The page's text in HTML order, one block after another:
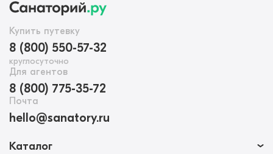
Купить путевку
8 (800) 550-57-32
круглосуточно
Для агентов
8 (800) 775-35-72
Почта
hello@sanatory.ru
Каталог